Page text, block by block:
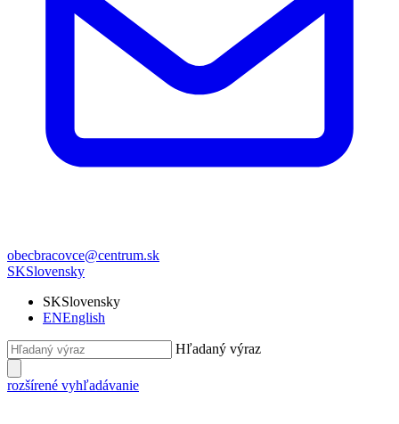
obecbracovce@centrum.sk
SKSlovensky
SKSlovensky
ENEnglish
Hľadaný výraz
rozšírené vyhľadávanie